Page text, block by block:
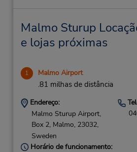
Malmo Sturup
e lojas próximas
1 Malmo Airport
.81 milhas de distância
Endereço:
Malmo Sturup Airport,
Box 2, Malmo, 23032,
Sweden
Horário de funcionamento: